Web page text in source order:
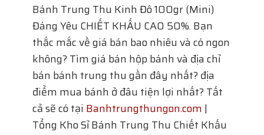
Bánh Trung Thu Kinh Đô 100gr (Mini)
Đáng Yêu CHIẾT KHẤU CAO 50%. Bạn
thắc mắc về giá bán bao nhiêu và có ngon
không? Tìm giá bán hộp bánh và địa chỉ
bán bánh trung thu gần đây nhất? địa
điểm mua bánh ở đâu tiện lợi nhất? Tất
cả sẽ có tại Banhtrungthungon.com |
Tổng Kho Sỉ Bánh Trung Thu Chiết Khấu